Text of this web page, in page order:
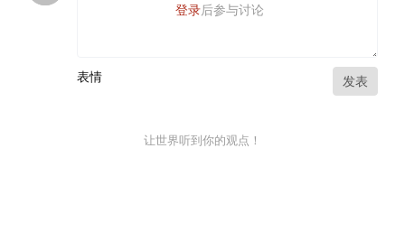
登录后参与讨论
表情 发表
让世界听到你的观点！